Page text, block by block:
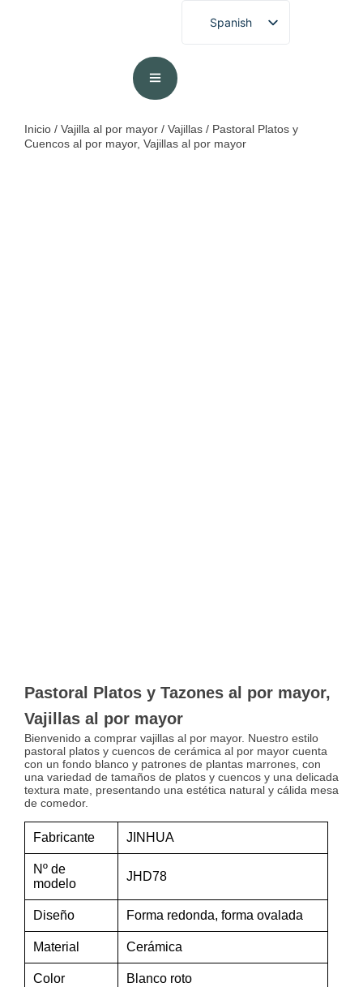
Spanish
English
Portuguese
Inicio / Vajilla al por mayor / Vajillas / Pastoral Platos y
Cuencos al por mayor, Vajillas al por mayor
Pastoral Platos y Tazones al por mayor,
Vajillas al por mayor
Bienvenido a comprar vajillas al por mayor. Nuestro estilo
pastoral platos y cuencos de cerámica al por mayor cuenta
con un fondo blanco y patrones de plantas marrones, con
una variedad de tamaños de platos y cuencos y una delicada
textura mate, presentando una estética natural y cálida mesa
de comedor.
Fabricante JINHUA
Nº de
modelo
JHD78
Diseño Forma redonda, forma ovalada
Material Cerámica
Color Blanco roto